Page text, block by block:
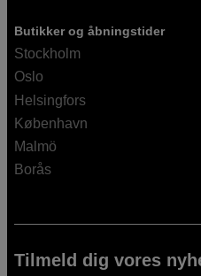
Butikker og åbningstider
Stockholm
Oslo
Helsingfors
København
Malmö
Borås
Tilmeld dig vores